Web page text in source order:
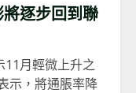
將逐步回到聯
11月輕微上升之
示，將通脹率降